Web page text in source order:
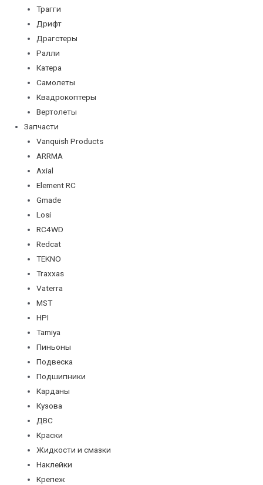
Трагги
Дрифт
Драгстеры
Ралли
Катера
Самолеты
Квадрокоптеры
Вертолеты
Запчасти
Vanquish Products
ARRMA
Axial
Element RC
Gmade
Losi
RC4WD
Redcat
TEKNO
Traxxas
Vaterra
MST
HPI
Tamiya
Пиньоны
Подвеска
Подшипники
Карданы
Кузова
ДВС
Краски
Жидкости и смазки
Наклейки
Крепеж